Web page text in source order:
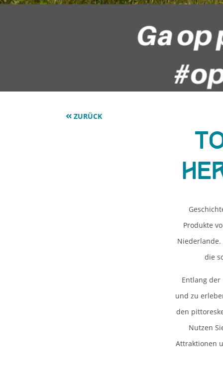
ZURÜCK
Produkte
Niederlande.
die
Entlang
und zu
den
Nutzen
Attraktionen